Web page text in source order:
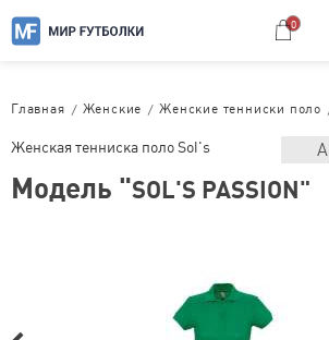
0
Главная / Женские /Женские тенниски поло
Женская тенниска поло Sol's
Модель "SOL'S PASSION"